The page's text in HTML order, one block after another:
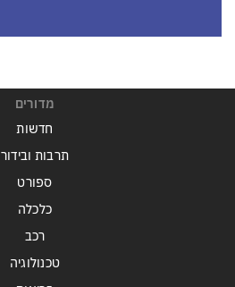
מדורים
חדשות
תרבות ובידור
ספורט
כלכלה
רכב
טכנולוגיה